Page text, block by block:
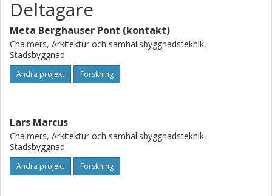
hållbara anläggningar i stads- och tätortsmiljö samt skapa
ett enhetligt arbetssätt i organisationen.
Deltagare
Meta Berghauser Pont (kontakt)
Chalmers, Arkitektur och samhällsbyggnadsteknik,
Stadsbyggnad
Andra projekt Forskning
Lars Marcus
Chalmers, Arkitektur och samhällsbyggnadsteknik,
Stadsbyggnad
Andra projekt Forskning